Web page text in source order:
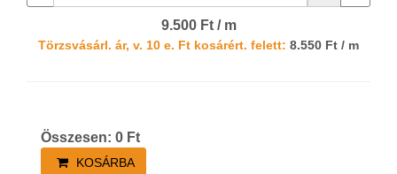
9.500 Ft / m
Törzsvásárl. ár, v. 10 e. Ft kosárért. felett: 8.550 Ft / m
Összesen: 0 Ft
KOSÁRBA